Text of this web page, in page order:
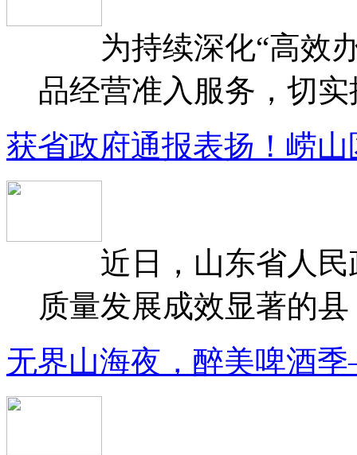
为持续深化“高效办
品经营准入服务，切
获省政府通报表扬！崂
近日，山东省人民
质量发展成效显著的
无界山海夜，醉美啤酒